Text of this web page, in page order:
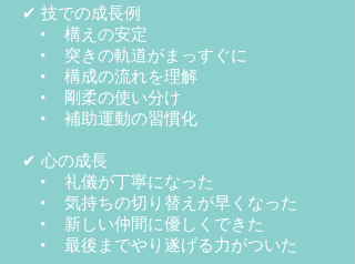
✔ 技での成長例
• 構えの安定
• 突きの軌道がまっすぐに
• 構成の流れを理解
• 剛柔の使い分け
• 補助運動の習慣化
✔ 心の成長
• 礼儀が丁寧になった
• 気持ちの切り替えが早くなった
• 新しい仲間に優しくできた
• 最後までやり遂げる力がついた